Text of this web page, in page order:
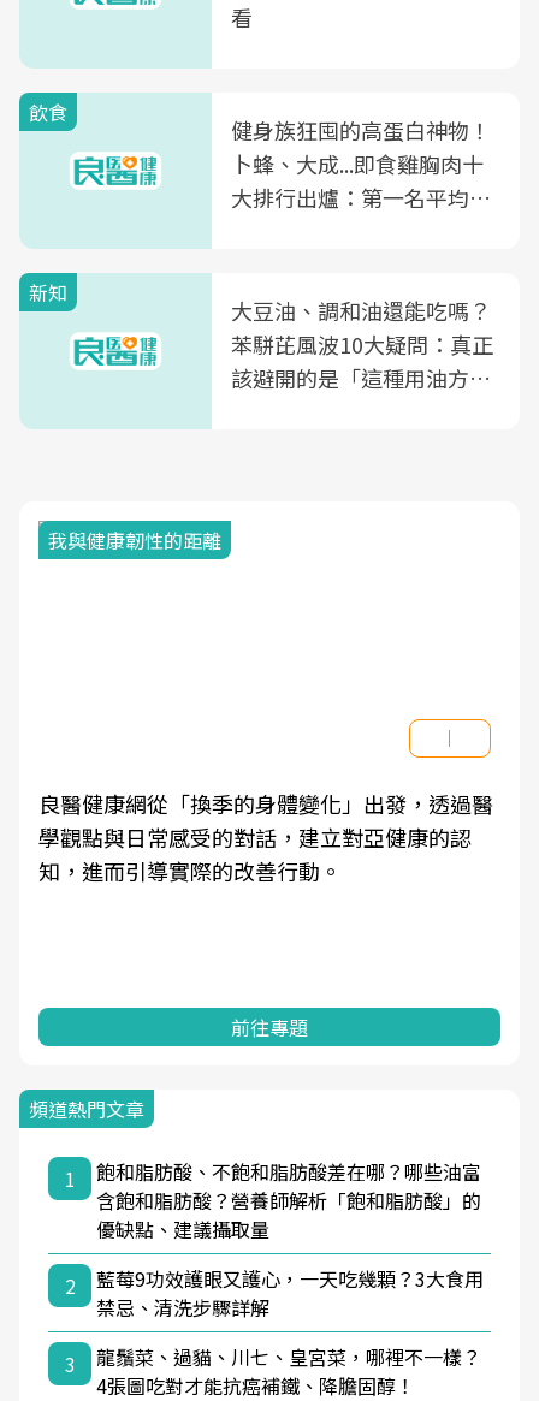
看
飲食
健身族狂囤的高蛋白神物！
卜蜂、大成...即食雞胸肉十
大排行出爐：第一名平均一
新知
大豆油、調和油還能吃嗎？
苯駢芘風波10大疑問：真正
該避開的是「這種用油方
我與健康韌性的距離
良醫健康網從「換季的身體變化」出發，透過醫
學觀點與日常感受的對話，建立對亞健康的認
知，進而引導實際的改善行動。
前往專題
頻道熱門文章
1
飽和脂肪酸、不飽和脂肪酸差在哪？哪些油富
含飽和脂肪酸？營養師解析「飽和脂肪酸」的
優缺點、建議攝取量
2
藍莓9功效護眼又護心，一天吃幾顆？3大食用
禁忌、清洗步驟詳解
3
龍鬚菜、過貓、川七、皇宮菜，哪裡不一樣？
4張圖吃對才能抗癌補鐵、降膽固醇！